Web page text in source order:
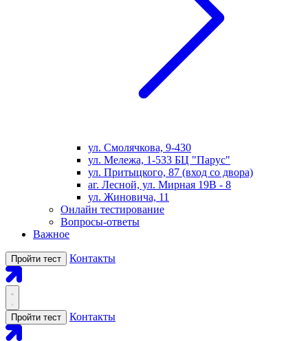
ул. Смолячкова, 9-430
ул. Мележа, 1-533 БЦ "Парус"
ул. Притыцкого, 87 (вход со двора)
аг. Лесной, ул. Мирная 19В - 8
ул. Жиновича, 11
Онлайн тестирование
Вопросы-ответы
Важное
Пройти тест Контакты
Пройти тест Контакты